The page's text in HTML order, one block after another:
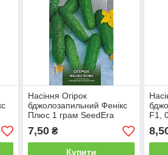
Насіння Огірок
бджолозапильний Фенікс
Плюс 1 грам SeedEra
7,50₴
Купити
F1,